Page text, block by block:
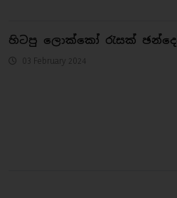
හිටපු ලොක්කෝ රැසක්
03 February 2024